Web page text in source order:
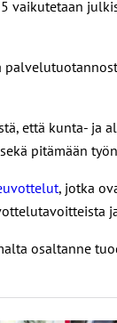
vaikutetaan
että kunta- ja
pitämään
, jotka
osaltanne